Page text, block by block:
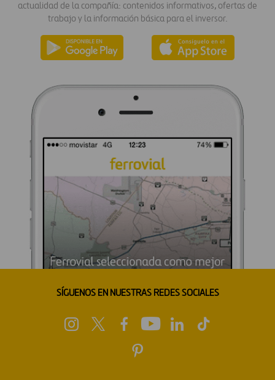
actualidad de la compañía: contenidos informativos, ofertas de
trabajo y la información básica para el inversor.
SÍGUENOS EN NUESTRAS REDES SOCIALES